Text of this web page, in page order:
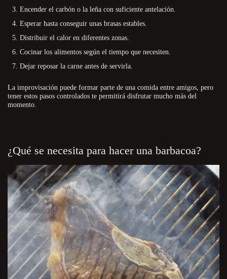
Encender el carbón o la leña con suficiente antelación.
Esperar hasta conseguir unas brasas estables.
Distribuir el calor en diferentes zonas.
Cocinar los alimentos según el tiempo que necesiten.
Dejar reposar la carne antes de servirla.
La improvisación puede formar parte de una comida entre amigos, pero
tener estos pasos controlados te permitirá disfrutar mucho más del
momento.
¿Qué se necesita para hacer una barbacoa?